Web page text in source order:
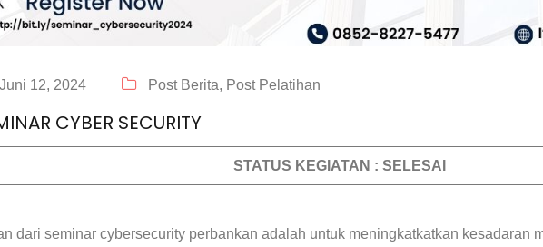
Juni 12, 2024 Post Berita, Post Pelatihan
CYBER SECURITY
STATUS KEGIATAN : SELESAI
dari seminar cybersecurity perbankan adalah untuk meningkatkatkan kesadaran